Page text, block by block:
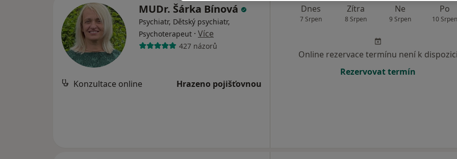
MUDr. Šárka Bínová
Psychiatr, Dětský psychiatr,
Psychoterapeut · Více
427 názorů
Konzultace online Hrazeno pojišťovnou
Dnes
7 Srpen
Zítra
8 Srpen
Ne
9 Srpen
Po
10 Srpen
Online rezervace termínu není k dispozici
Rezervovat termín